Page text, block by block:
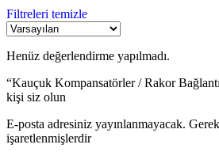
Filtreleri temizle
Henüz değerlendirme yapılmadı.
“Kauçuk Kompansatörler / Rakor
kişi siz olun
E-posta adresiniz yayınlanmayacak.
işaretlenmişlerdir